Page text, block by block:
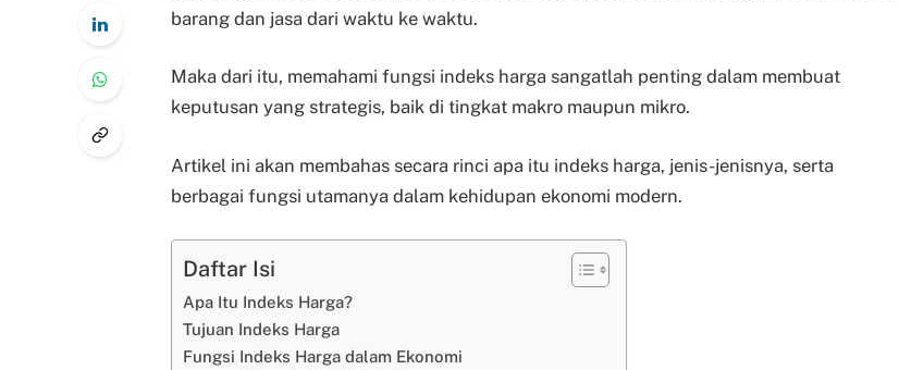
barang dan jasa dari waktu ke waktu.
Maka dari itu, memahami fungsi indeks harga sangatlah penting dalam membuat
keputusan yang strategis, baik di tingkat makro maupun mikro.
Artikel ini akan membahas secara rinci apa itu indeks harga, jenis-jenisnya, serta
berbagai fungsi utamanya dalam kehidupan ekonomi modern.
Daftar Isi
Apa Itu Indeks Harga?
Tujuan Indeks Harga
Fungsi Indeks Harga dalam Ekonomi